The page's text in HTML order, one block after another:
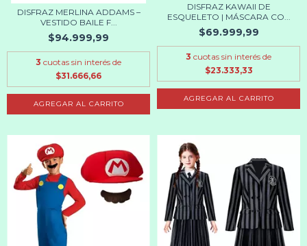
DISFRAZ MERLINA ADDAMS –
VESTIDO BAILE F...
$94.999,99
3 cuotas sin interés de
$31.666,66
AGREGAR AL CARRITO
DISFRAZ KAWAII DE
ESQUELETO | MÁSCARA CO...
$69.999,99
3 cuotas sin interés de
$23.333,33
AGREGAR AL CARRITO